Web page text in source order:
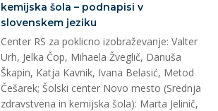
kemijska šola – podnapisi v
slovenskem jeziku
Center RS za poklicno izobraževanje: Valter
Urh, Jelka Čop, Mihaela Žveglič, Danuša
Škapin, Katja Kavnik, Ivana Belasić, Metod
Češarek; Šolski center Novo mesto (Srednja
zdravstvena in kemijska šola): Marta Jelinič,